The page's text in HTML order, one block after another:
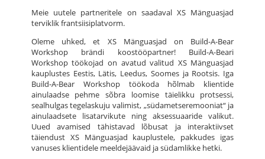
Meie uutele partneritele on saadaval XS Mänguasjad
terviklik frantsiisiplatvorm.
Oleme uhked, et XS Mänguasjad on Build-A-Bear
Workshop brändi koostööpartner! Build-A-Beari
Workshop töökojad on avatud valitud XS Mänguasjad
kauplustes Eestis, Lätis, Leedus, Soomes ja Rootsis. Iga
Build-A-Bear Workshop töökoda hõlmab klientide
ainulaadse pehme sõbra loomise täielikku protsessi,
sealhulgas tegelaskuju valimist, „südametseremooniat“ ja
ainulaadsete lisatarvikute ning aksessuaaride valikut.
Uued avamised tähistavad lõbusat ja interaktiivset
täiendust XS Mänguasjad kauplustele, pakkudes igas
vanuses klientidele meeldejäävaid ja südamlikke hetki.